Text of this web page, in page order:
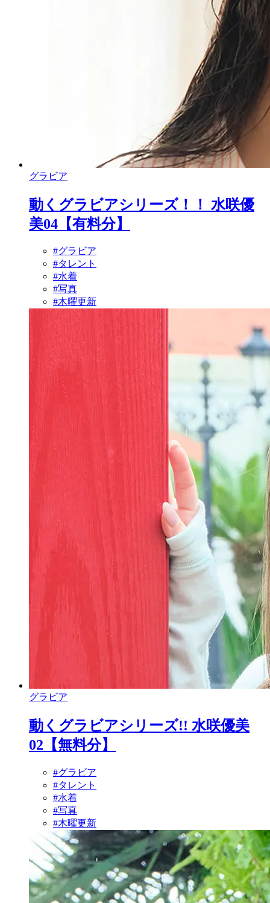
グラビア
動くグラビアシリーズ！！ 水咲優
美04【有料分】
#グラビア
#タレント
#水着
#写真
#木曜更新
グラビア
動くグラビアシリーズ!! 水咲優美
02【無料分】
#グラビア
#タレント
#水着
#写真
#木曜更新